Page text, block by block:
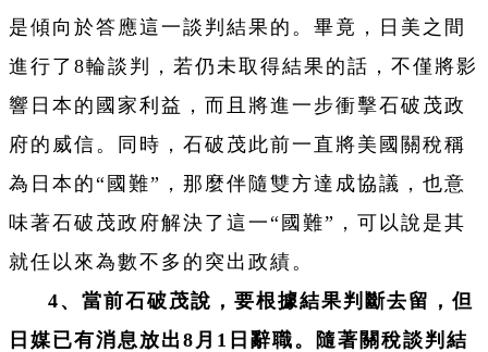
是傾向於答應這一談判結果的。畢竟，日美之間
進行了8輪談判，若仍未取得結果的話，不僅將影
響日本的國家利益，而且將進一步衝擊石破茂政
府的威信。同時，石破茂此前一直將美國關稅稱
為日本的“國難”，那麼伴隨雙方達成協議，也意
味著石破茂政府解決了這一“國難”，可以說是其
就任以來為數不多的突出政績。
4、當前石破茂說，要根據結果判斷去留，但
日媒已有消息放出8月1日辭職。隨著關稅談判結